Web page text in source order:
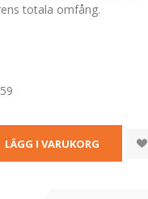
totala omfång.